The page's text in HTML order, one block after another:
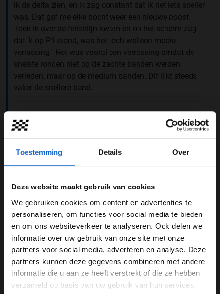
Toestemming Details Over
Deze website maakt gebruik van cookies
We gebruiken cookies om content en advertenties te
personaliseren, om functies voor social media te bieden
en om ons websiteverkeer te analyseren. Ook delen we
informatie over uw gebruik van onze site met onze
partners voor social media, adverteren en analyse. Deze
partners kunnen deze gegevens combineren met andere
informatie die u aan ze heeft verstrekt of die ze hebben
verzameld op basis van uw gebruik van hun services.
ik de delta zien, en ik zag constant dat ik net iets sneller
was. Dat gaf me elke bocht weer een nieuwe boost.
Toen ik over de finishlijn kwam en op het scherm zag
dat ik op P1 stond, was het toch wel een mooie
verrassing.'' Het was vooral een verrassing omdat de
snelste ronden niet op de zachte banden werden
verreden, maar op de medium banden. Dit lijkt steeds
vaker de snellere band.
Dit bericht op Instagram bekijken
WELKOM BIJ GRAND PRIX RADIO
Ben je 24 jaar of ouder?
Pas je advertentie instellingen aan en klik hieronder om
door te gaan naar de website!
Advertentie instellingen